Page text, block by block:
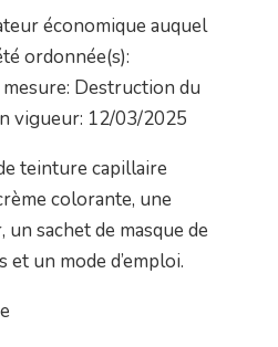
économique auquel
ordonnée(s):
Destruction du
vigueur: 12/03/2025
teinture capillaire
colorante, une
sachet de masque de
et un mode d’emploi.